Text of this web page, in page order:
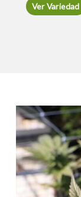
Ver Variedad